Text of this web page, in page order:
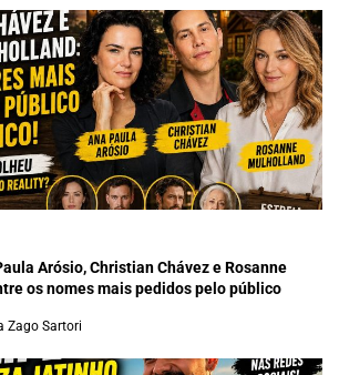
Arósio, Christian Chávez e Rosanne
os nomes mais pedidos pelo público
Zago Sartori